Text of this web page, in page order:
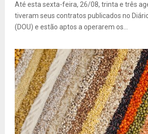
Até esta sexta-feira, 26/08, trinta e três
tiveram seus contratos publicados no
(DOU) e estão aptos a operarem os...